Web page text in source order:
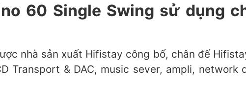
60 Single Swing sử dụng
nhà sản xuất Hifistay công bố, chân đế
Transport & DAC, music sever, ampli, network